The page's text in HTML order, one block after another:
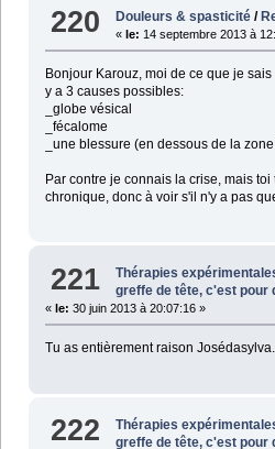
220 Douleurs & spasticité /
«le: 14 septembre 2013 à
Bonjour Karouz, moi de ce que je
y a 3 causes possibles:
_globe vésical
_fécalome
_une blessure (en dessous de la
Par contre je connais la crise, mais toi
chronique, donc à voir s'il n'y a pas
221 Thérapies
greffe de tête, c'est pour
« le: 30 juin 2013 à 20:07:16 »
Tu as entièrement raison Josédasylva.
222 Thérapies
greffe de tête, c'est pour